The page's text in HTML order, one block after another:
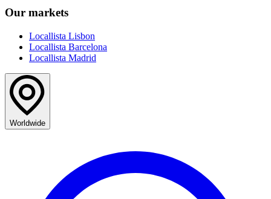
Our markets
Locallista Lisbon
Locallista Barcelona
Locallista Madrid
Worldwide